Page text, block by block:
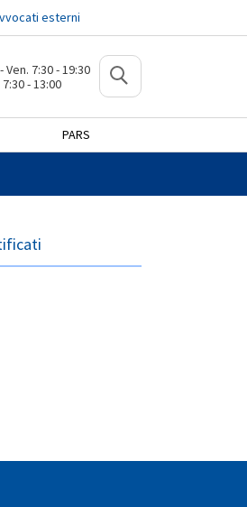
esterni
Ven. 7:30 - 19:30
- 13:00
PARS